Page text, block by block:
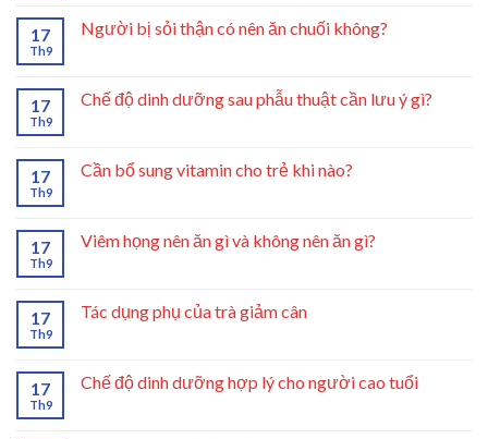
17
Th9
Người bị sỏi thận có nên ăn chuối không?
17
Th9
Chế độ dinh dưỡng sau phẫu thuật cần lưu ý gì?
17
Th9
Cần bổ sung vitamin cho trẻ khi nào?
17
Th9
Viêm họng nên ăn gì và không nên ăn gì?
17
Th9
Tác dụng phụ của trà giảm cân
17
Th9
Chế độ dinh dưỡng hợp lý cho người cao tuổi